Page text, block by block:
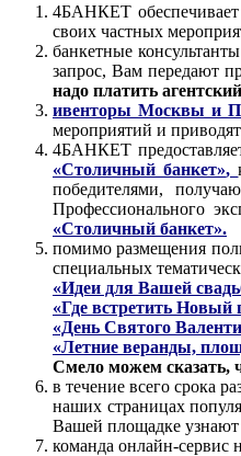
4БАНКЕТ обеспечивает
своих частных
банкетные
запрос, Вам передают
надо платить
ивенторы Москвы и
мероприятий и
4БАНКЕТ
«Столичный банкет»,
победителями,
Профессионального
«Столичный банкет».
помимо размещения
специальных
«Идеи для Вашей
«Где встретить Новый
«День Святого
«Летние веранды,
Смело можем сказать,
в течение всего срока
наших страницах
Вашей площадке узнают
команда онлайн-сервис